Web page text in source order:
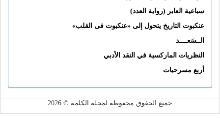
سباعية العابر (رواية العدد)
عنكبوت التاريخ يتحول إلى «عنكبوت فى القلب»
الــسَعــــد
النظريات الماركسية في النقد الأدبي
أربع مسرحيات
جميع الحقوق محفوظة لمجلة الكلمة © 2026